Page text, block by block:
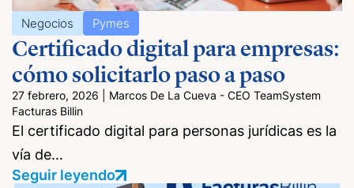
Negocios Pymes
Certificado digital para empresas:
cómo solicitarlo paso a paso
27 febrero, 2026
Marcos De La Cueva - CEO TeamSystem
Facturas Billin
El certificado digital para personas jurídicas es la
vía de…
Seguir leyendo